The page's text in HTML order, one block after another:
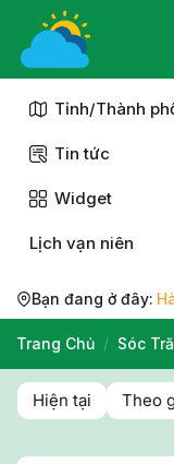
Chuyển
nội
Tỉnh/Thành
Tin tức
Widget
Lịch vạn niên
Bạn đang ở đây:
Trang Chủ / Sóc
Hiện tại Theo